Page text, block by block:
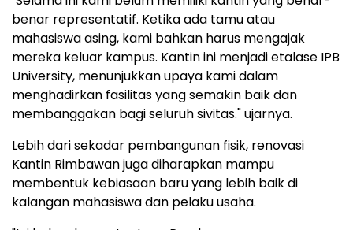
benar representatif. Ketika ada tamu atau
mahasiswa asing, kami bahkan harus mengajak
mereka keluar kampus. Kantin ini menjadi etalase IPB
University, menunjukkan upaya kami dalam
menghadirkan fasilitas yang semakin baik dan
membanggakan bagi seluruh sivitas." ujarnya.
Lebih dari sekadar pembangunan fisik, renovasi
Kantin Rimbawan juga diharapkan mampu
membentuk kebiasaan baru yang lebih baik di
kalangan mahasiswa dan pelaku usaha.